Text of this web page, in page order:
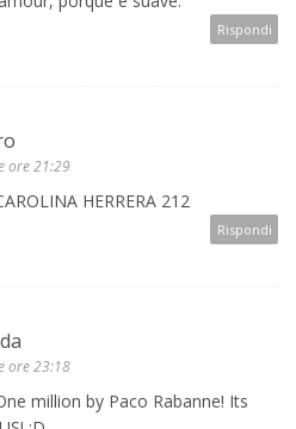
Rispondi
ore 21:29
HERRERA 212
Rispondi
ore 23:18
million by Paco Rabanne! Its